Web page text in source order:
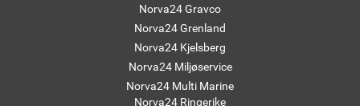
Norva24 Gravco
Norva24 Grenland
Norva24 Kjelsberg
Norva24 Miljøservice
Norva24 Multi Marine
Norva24 Ringerike